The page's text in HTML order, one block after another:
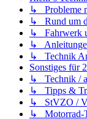
↳ Probleme
↳ Rund um
↳ Fahrwerk
↳
↳ Technik
Sonstiges für
↳ Technik /
↳ Tipps &
↳ StVZO /
↳ Motorrad-